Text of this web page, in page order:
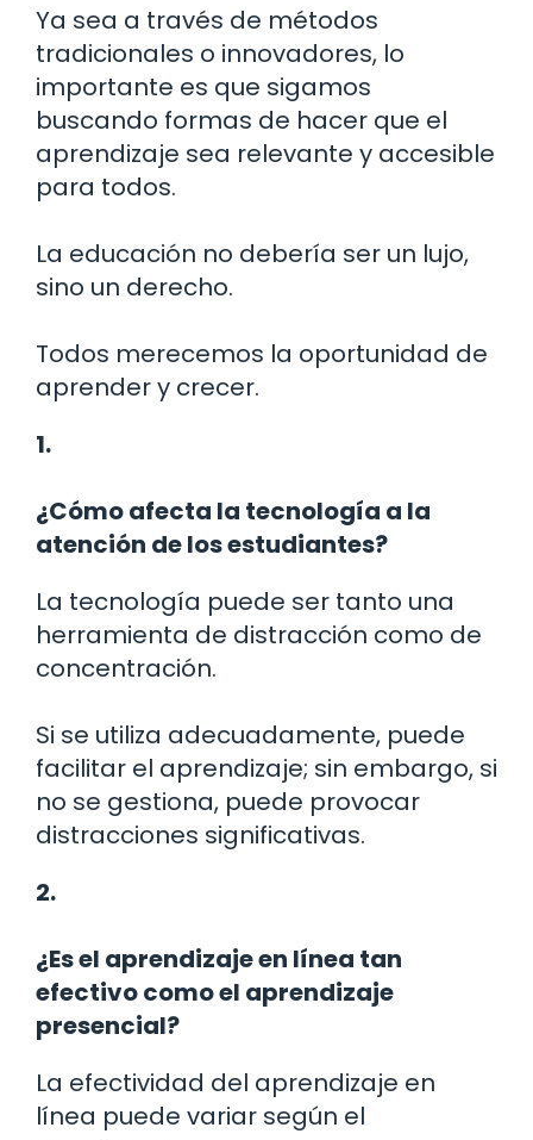
Ya sea a través de métodos
tradicionales o innovadores, lo
importante es que sigamos
buscando formas de hacer que el
aprendizaje sea relevante y accesible
para todos.
La educación no debería ser un lujo,
sino un derecho.
Todos merecemos la oportunidad de
aprender y crecer.
1.
¿Cómo afecta la tecnología a la
atención de los estudiantes?
La tecnología puede ser tanto una
herramienta de distracción como de
concentración.
Si se utiliza adecuadamente, puede
facilitar el aprendizaje; sin embargo, si
no se gestiona, puede provocar
distracciones significativas.
2.
¿Es el aprendizaje en línea tan
efectivo como el aprendizaje
presencial?
La efectividad del aprendizaje en
línea puede variar según el